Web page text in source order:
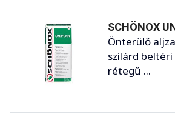
SCHÖNOX
Önterülő
szilárd
rétegű ...